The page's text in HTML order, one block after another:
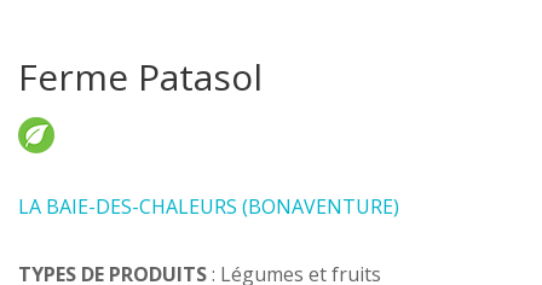
Ferme Patasol
LA BAIE-DES-CHALEURS (BONAVENTURE)
TYPES DE PRODUITS: Légumes et fruits